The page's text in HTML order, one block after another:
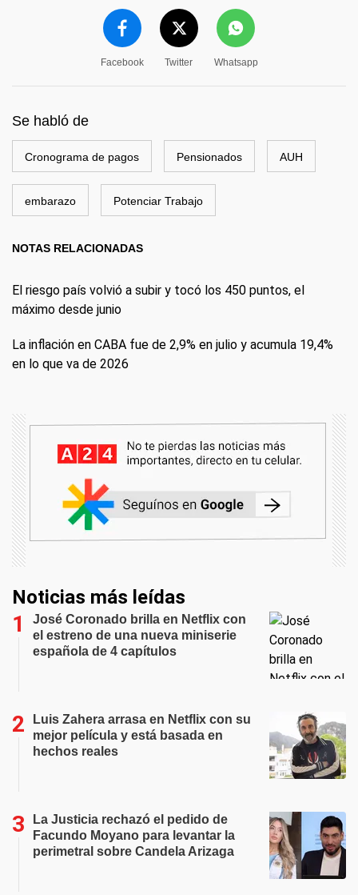
Facebook Twitter Whatsapp
Se habló de
Cronograma de pagos Pensionados AUH
embarazo Potenciar Trabajo
NOTAS RELACIONADAS
El riesgo país volvió a subir y tocó los 450 puntos, el
máximo desde junio
La inflación en CABA fue de 2,9% en julio y acumula 19,4%
en lo que va de 2026
Noticias más leídas
José Coronado brilla en Netflix con
el estreno de una nueva miniserie
española de 4 capítulos
Luis Zahera arrasa en Netflix con su
mejor película y está basada en
hechos reales
La Justicia rechazó el pedido de
Facundo Moyano para levantar la
perimetral sobre Candela Arizaga